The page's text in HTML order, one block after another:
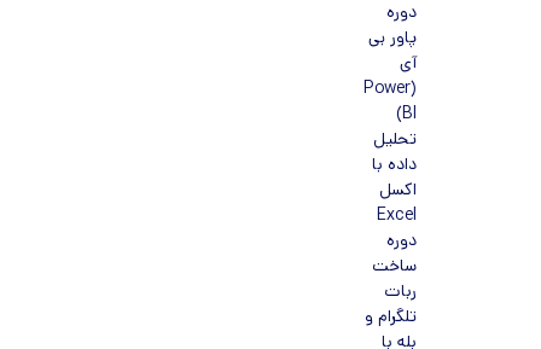
دوره
پاور بی
آی
(Power
BI)
تحلیل
داده با
اکسل
Excel
دوره
ساخت
ربات
تلگرام و
بله با